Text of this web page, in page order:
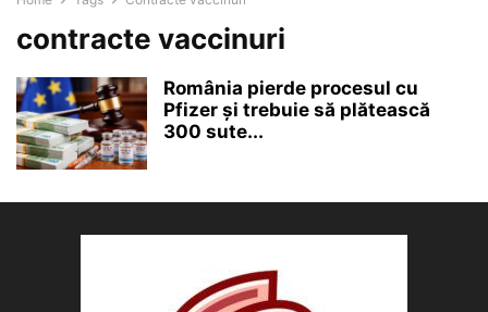
contracte vaccinuri
România pierde procesul cu
Pfizer și trebuie să plătească
300 sute...